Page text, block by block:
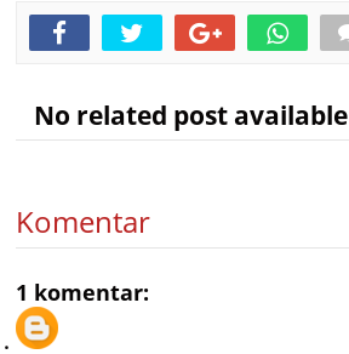
No related post available
Komentar
1 komentar: